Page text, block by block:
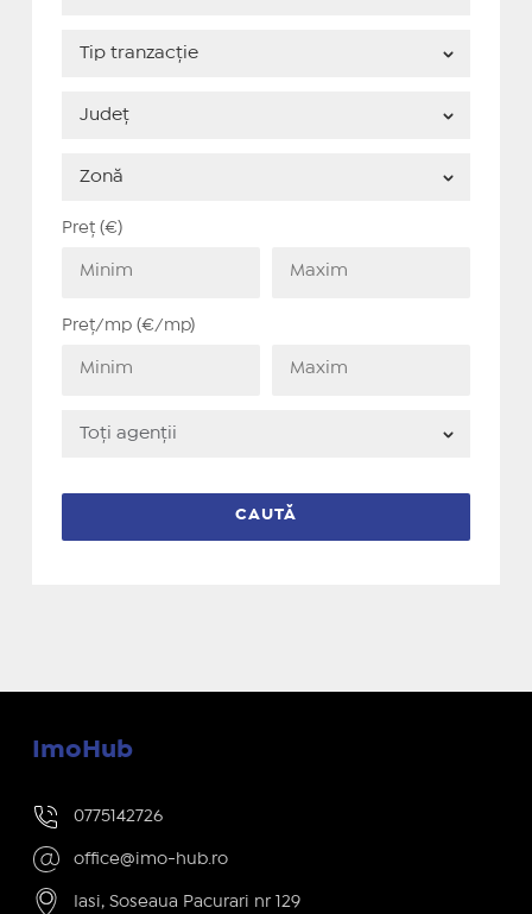
Preț (€)
Preț/mp (€/mp)
ImoHub
0775142726
office@imo-hub.ro
Iasi, Soseaua Pacurari nr 129